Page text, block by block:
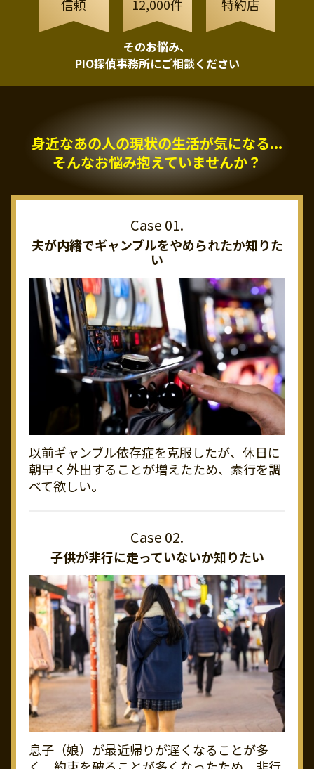
信頼
12,000件
特約店
そのお悩み、
PIO探偵事務所にご相談ください
身近なあの人の現状の生活が気になる...
そんなお悩み抱えていませんか？
夫が内緒でギャンブルをやめられたか知りた
い
以前ギャンブル依存症を克服したが、休日に
朝早く外出することが増えたため、素行を調
べて欲しい。
子供が非行に走っていないか知りたい
息子（娘）が最近帰りが遅くなることが多